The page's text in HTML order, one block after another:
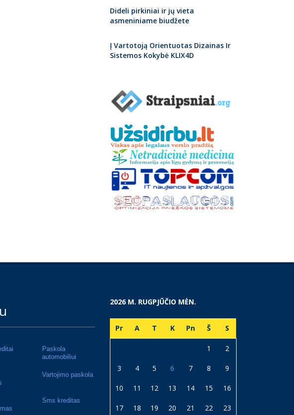
Dideli pirkiniai ir jų vieta
asmeniniame biudžete
Į Vartotoją Orientuotas Dizainas Ir
Sistemos Kokybė KLIX4D
Paskola
automobiliui
Vartojimo paskola
Sms kreditas
2026 M. RUGPJŪČIO MĖN.
Pr A T K Pn Š S
1 2
3 4 5 6 7 8 9
10 11 12 13 14 15 16
17 18 19 20 21 22 23